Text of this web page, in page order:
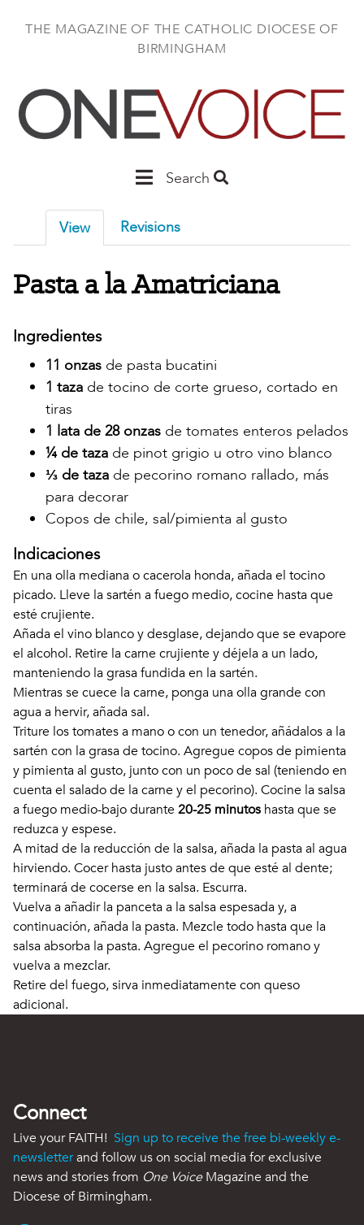
THE MAGAZINE OF THE CATHOLIC DIOCESE OF
BIRMINGHAM
MainSearch
View Revisions
Pasta a la Amatriciana
Ingredientes
11 onzas de pasta bucatini
1 taza de tocino de corte grueso, cortado en
tiras
1 lata de 28 onzas de tomates enteros pelados
¼ de taza de pinot grigio u otro vino blanco
⅓ de taza de pecorino romano rallado, más
para decorar
Copos de chile, sal/pimienta al gusto
Indicaciones
En una olla mediana o cacerola honda, añada el tocino
picado. Lleve la sartén a fuego medio, cocine hasta que
esté crujiente.
Añada el vino blanco y desglase, dejando que se evapore
el alcohol. Retire la carne crujiente y déjela a un lado,
manteniendo la grasa fundida en la sartén.
Mientras se cuece la carne, ponga una olla grande con
agua a hervir, añada sal.
Triture los tomates a mano o con un tenedor, añádalos a la
sartén con la grasa de tocino. Agregue copos de pimienta
y pimienta al gusto, junto con un poco de sal (teniendo en
cuenta el salado de la carne y el pecorino). Cocine la salsa
a fuego medio-bajo durante20-25 minutos hasta que se
reduzca y espese.
A mitad de la reducción de la salsa, añada la pasta al agua
hirviendo. Cocer hasta justo antes de que esté al dente;
terminará de cocerse en la salsa. Escurra.
Vuelva a añadir la panceta a la salsa espesada y, a
continuación, añada la pasta. Mezcle todo hasta que la
salsa absorba la pasta. Agregue el pecorino romano y
vuelva a mezclar.
Retire del fuego, sirva inmediatamente con queso
adicional.
Connect
Live your FAITH! Sign up to receive the free bi-weekly e-
newsletterand follow us on social media for exclusive
news and stories from One VoiceMagazine and the
Diocese of Birmingham.